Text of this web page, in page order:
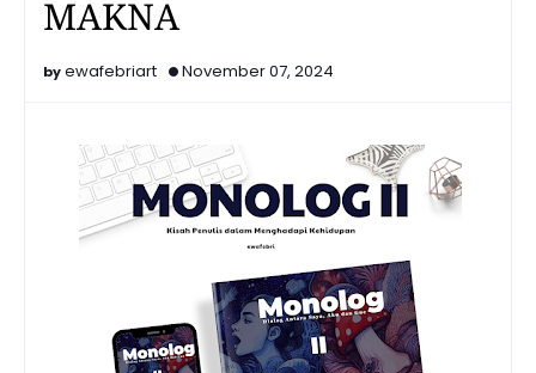
MAKNA
ewafebriart November 07, 2024